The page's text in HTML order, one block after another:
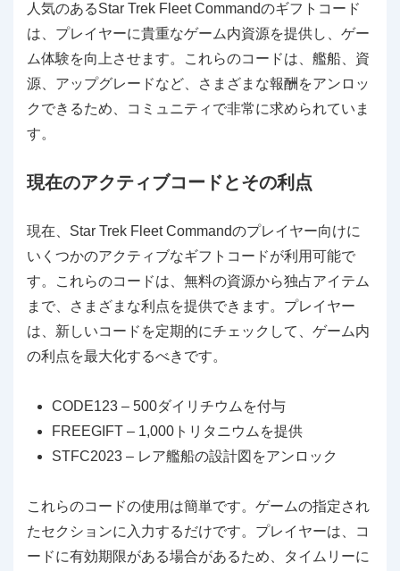
人気のあるStar Trek Fleet Commandのギフトコード
は、プレイヤーに貴重なゲーム内資源を提供し、ゲー
ム体験を向上させます。これらのコードは、艦船、資
源、アップグレードなど、さまざまな報酬をアンロッ
クできるため、コミュニティで非常に求められていま
す。
現在のアクティブコードとその利点
現在、Star Trek Fleet Commandのプレイヤー向けに
いくつかのアクティブなギフトコードが利用可能で
す。これらのコードは、無料の資源から独占アイテム
まで、さまざまな利点を提供できます。プレイヤー
は、新しいコードを定期的にチェックして、ゲーム内
の利点を最大化するべきです。
CODE123 – 500ダイリチウムを付与
FREEGIFT – 1,000トリタニウムを提供
STFC2023 – レア艦船の設計図をアンロック
これらのコードの使用は簡単です。ゲームの指定され
たセクションに入力するだけです。プレイヤーは、コ
ードに有効期限がある場合があるため、タイムリーに